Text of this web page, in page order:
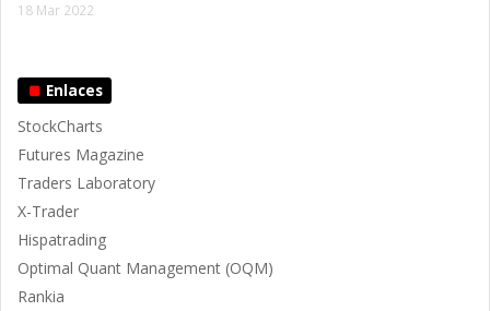
18 Mar 2022
Enlaces
StockCharts
Futures Magazine
Traders Laboratory
X-Trader
Hispatrading
Optimal Quant Management (OQM)
Rankia